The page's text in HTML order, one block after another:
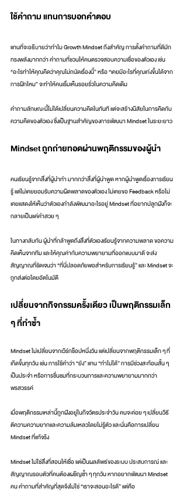
ใช้คำถาม แทนการบอกคำตอบ
แทนที่จะอธิบายว่าทำไม Growth Mindset ถึงสำคัญ การตั้งคำถามที่ดีมัก
ทรงพลังมากกว่า คำถามที่ชวนให้คนตรวจสอบความเชื่อของตัวเอง เช่น
“อะไรทำให้คุณคิดว่าคุณไม่ถนัดเรื่องนี้” หรือ “เคยมีอะไรที่คุณเก่งขึ้นได้จาก
การฝึกไหม” จะทำให้คนเริ่มเห็นรอยรั่วในความคิดเดิม
คำถามลักษณะนี้ไม่ได้เปลี่ยนความคิดในทันที แต่จะสร้างนิสัยในการคิดกับ
ความคิดของตัวเอง ซึ่งเป็นฐานสำคัญของการพัฒนา Mindset ในระยะยาว
Mindset ถูกถ่ายทอดผ่านพฤติกรรมของผู้นำ
คนเรียนรู้จากสิ่งที่ผู้นำทำ มากกว่าสิ่งที่ผู้นำพูด หากผู้นำพูดเรื่องการเรียน
รู้ แต่ไม่เคยยอมรับความผิดพลาดของตัวเอง ไม่เคยขอ Feedback หรือไม่
เคยแสดงให้เห็นว่าตัวเองกำลังพัฒนาอะไรอยู่ Mindset ที่อยากปลูกฝังก็จะ
กลายเป็นแค่คำสวย ๆ
ในทางกลับกัน ผู้นำที่กล้าพูดถึงสิ่งที่ตัวเองเรียนรู้จากความพลาด ขอความ
คิดเห็นจากทีม และให้คุณค่ากับความพยายามที่ออกแบบมาดี จะส่ง
สัญญาณที่ชัดเจนว่า “ที่นี่ปลอดภัยพอสำหรับการเรียนรู้” และ Mindset จะ
ถูกส่งต่อโดยอัตโนมัติ
เปลี่ยนจากกิจกรรมครั้งเดียว เป็นพฤติกรรมเล็ก
ๆ ที่ทำซ้ำ
Mindset ไม่เปลี่ยนจากเวิร์กช็อปหนึ่งวัน แต่เปลี่ยนจากพฤติกรรมเล็ก ๆ ที่
เกิดขึ้นทุกวัน เช่น การใช้คำว่า “ยัง” แทน “ทำไม่ได้” การมีช่วงสะท้อนสั้น ๆ
เป็นประจำ หรือการชื่นชมที่กระบวนการและความพยายามมากกว่า
พรสวรรค์
เมื่อพฤติกรรมเหล่านี้ถูกฝังอยู่ในกิจวัตรประจำวัน คนจะค่อย ๆ เปลี่ยนวิธี
ตีความความยากและความล้มเหลวโดยไม่รู้ตัว และนั่นคือการเปลี่ยน
Mindset ที่แท้จริง
Mindset ไม่ใช่สิ่งที่สอนให้เชื่อ แต่เป็นผลลัพธ์ของระบบ ประสบการณ์ และ
สัญญาณรอบตัวที่คนต้องเผชิญซ้ำ ๆ ทุกวัน หากอยากพัฒนา Mindset
คน คำถามที่สำคัญที่สุดจึงไม่ใช่ “เราจะสอนอะไรดี” แต่คือ